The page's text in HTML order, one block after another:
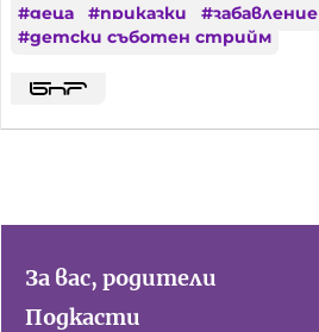
#деца #приказки #забавление
#детски съботен стрийм
За вас, родители
Подкасти